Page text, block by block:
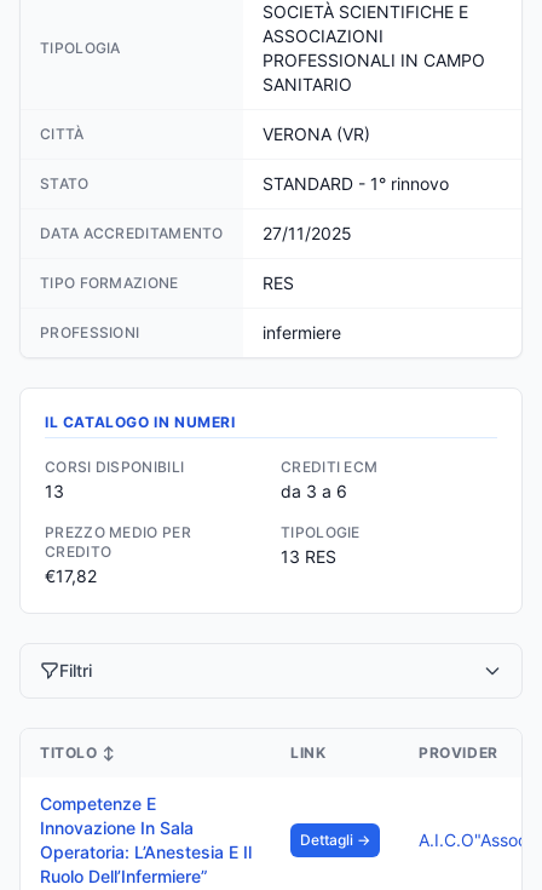
TIPOLOGIA
SOCIETÀ SCIENTIFICHE E
ASSOCIAZIONI
PROFESSIONALI IN CAMPO
SANITARIO
CITTÀ VERONA (VR)
STATO STANDARD - 1° rinnovo
DATA ACCREDITAMENTO 27/11/2025
TIPO FORMAZIONE RES
PROFESSIONI infermiere
IL CATALOGO IN NUMERI
CORSI DISPONIBILI
13
CREDITI ECM
da 3 a 6
PREZZO MEDIO PER
CREDITO
€17,82
TIPOLOGIE
13 RES
Filtri
TITOLO ↕ LINK PROVIDER
Competenze E
Innovazione In Sala
Operatoria: L’Anestesia E Il
Ruolo Dell’Infermiere”
Dettagli →